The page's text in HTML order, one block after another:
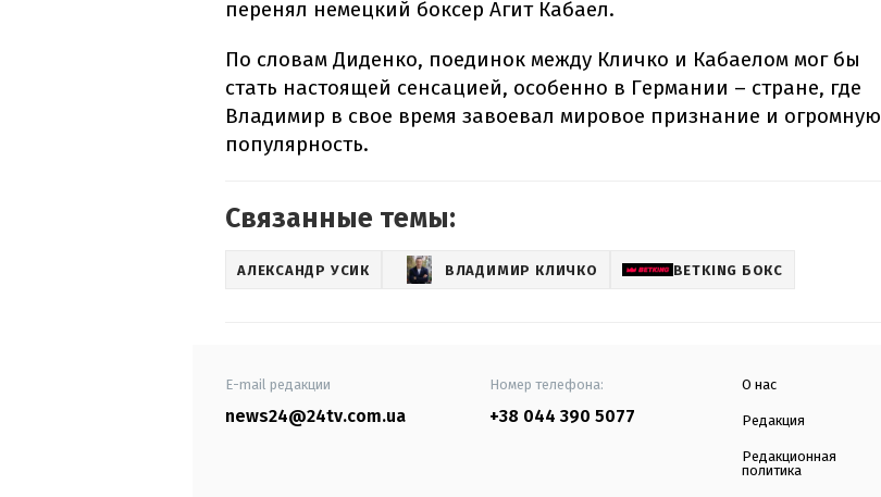
перенял немецкий боксер Агит Кабаел.
По словам Диденко, поединок между Кличко и Кабаелом мог бы
стать настоящей сенсацией, особенно в Германии – стране, где
Владимир в свое время завоевал мировое признание и огромную
популярность.
Связанные темы:
АЛЕКСАНДР УСИК ВЛАДИМИР КЛИЧКО BETKING БОКС
E-mail редакции
news24@24tv.com.ua
Номер телефона:
+38 044 390 5077
О нас
Редакция
Редакционная
политика